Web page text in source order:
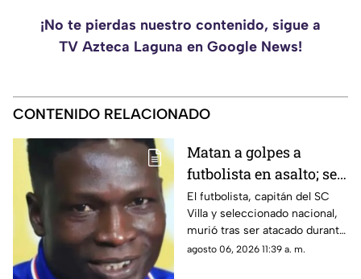
¡No te pierdas nuestro contenido, sigue a
TV Azteca Laguna en Google News!
CONTENIDO RELACIONADO
Matan a golpes a
futbolista en asalto; se
resistió a entregar su
celular
El futbolista, capitán del SC
Villa y seleccionado nacional,
murió tras ser atacado durante
un presunto asalto.
agosto 06, 2026 11:39 a. m.